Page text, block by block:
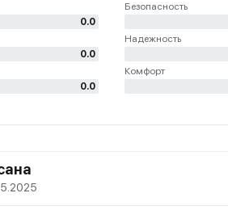
0.0
0.0
0.0
Безопасность
Надежность
Комфорт